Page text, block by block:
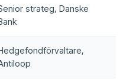
strateg, Danske